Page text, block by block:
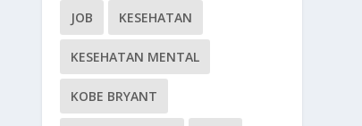
JOB KESEHATAN
KESEHATAN MENTAL
KOBE BRYANT